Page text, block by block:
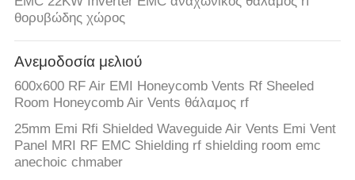
θορυβώδης χώρος
Ανεμοδοσία μελιού
600x600 RF Air EMI Honeycomb Vents Rf Sheeled
Room Honeycomb Air Vents θάλαμος rf
25mm Emi Rfi Shielded Waveguide Air Vents Emi Vent
Panel MRI RF EMC Shielding rf shielding room emc
anechoic chmaber